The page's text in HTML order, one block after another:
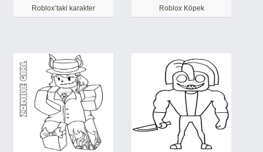
Roblox’taki karakter Roblox Köpek